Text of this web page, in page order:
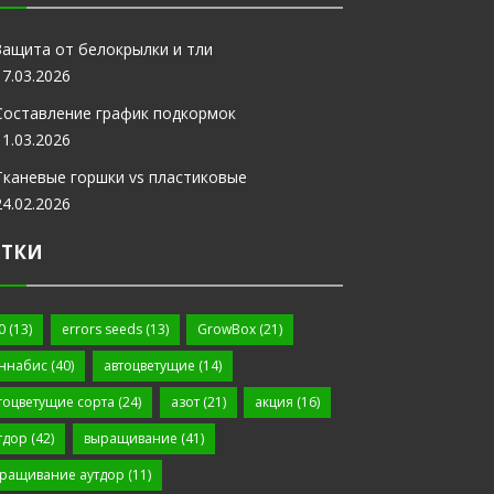
от белокрылки и тли
график подкормок
горшки vs пластиковые
(13) errors seeds(13) GrowBox (21)
(40) автоцветущие (14)
сорта (24) азот(21) акция (16)
(42) выращивание (41)
аутдор (11)